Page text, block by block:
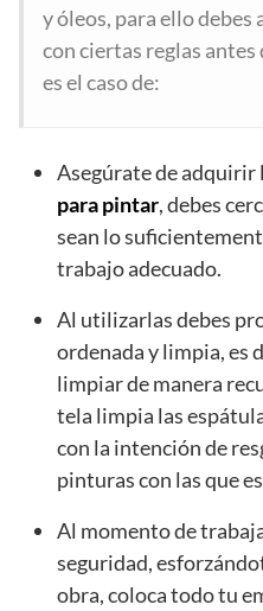
y óleos, para ello
con ciertas reglas
es el caso de:
Asegúrate de adquirir
para pintar, debes
sean lo
trabajo adecuado.
Al utilizarlas debes
ordenada y limpia, es
limpiar de manera
tela limpia las
con la intención de
pinturas con las que
Al momento de
seguridad,
obra, coloca todo tu